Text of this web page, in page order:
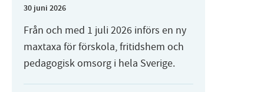
30 juni 2026
Från och med 1 juli 2026 införs en ny
maxtaxa för förskola, fritidshem och
pedagogisk omsorg i hela Sverige.